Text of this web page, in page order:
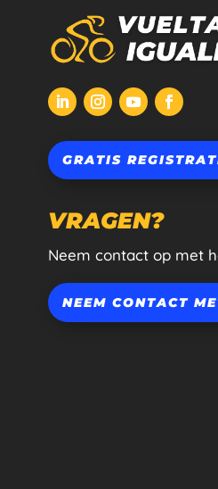
GRATIS
VRAGEN?
Neem contact op met
NEEM CONTACT